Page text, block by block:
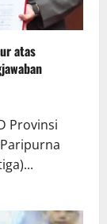
atas
Provinsi